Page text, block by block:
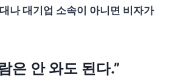
나 대기업 소속이 아니면 비자가
은 안 와도 된다.”